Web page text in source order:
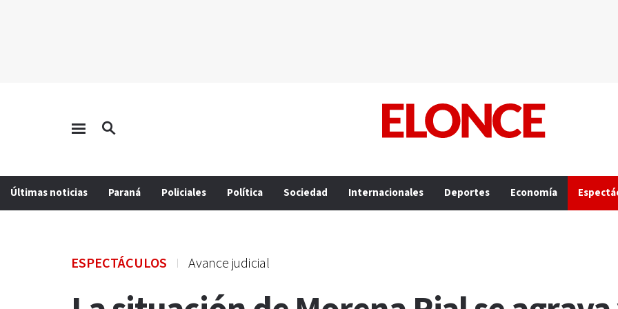
Últimas noticias Paraná Policiales Política Sociedad Internacionales Deportes Economía
ESPECTÁCULOS Avance judicial